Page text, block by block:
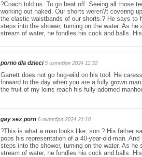
?Coach told us. To go beat off. Seeing all those
working out naked. Our shorts weren?t covering
the elastic waistbands of our shorts.? He says to
steps into the shower, turning on the water. As
stream of water, he fondles his cock and balls.
porno dla dzieci5 октября 2024 11:32
Garrett does not go hog-wild on his tool. He
forward to the day when you are a fully grown
the fruit of my loins reach his fully-adorned
gay sex porn 6 октября 2024 21:18
?This is what a man looks like, son.? His father
pops his representation of a 40-year-old-man.
steps into the shower, turning on the water. As
stream of water, he fondles his cock and balls.